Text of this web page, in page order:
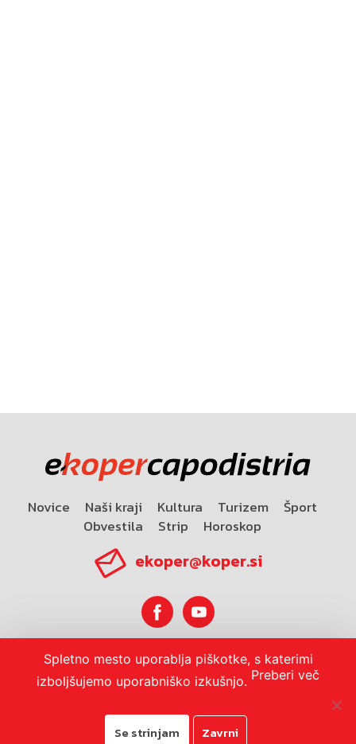
Novice Naši kraji Kultura Turizem
Šport
Obvestila
Strip Horoskop
ekoper@koper.si
Horoskop
Spletno mesto uporablja piškotke, s katerimi
izboljšujemo uporabniško izkušnjo. Preberi več
Se strinjam Zavrni